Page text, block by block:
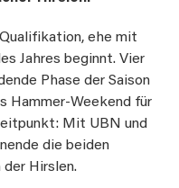
ehe mit
Jahres beginnt. Vier
Phase der Saison
Hammer-Weekend für
Mit UBN und
die beiden
Hirslen.